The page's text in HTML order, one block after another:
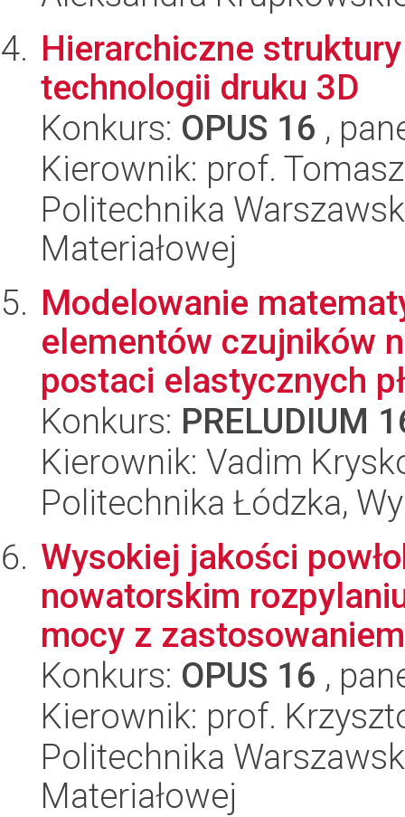
Hierarchiczne
technologii druku 3D
Konkurs: OPUS 16 ,
Kierownik: prof.
Politechnika
Materiałowej
Modelowanie
elementów czujników
postaci elastycznych
Konkurs: PRELUDIUM
Kierownik: Vadim
Politechnika Łódzka,
Wysokiej jakości
nowatorskim
mocy z
Konkurs: OPUS 16 ,
Kierownik: prof.
Politechnika
Materiałowej